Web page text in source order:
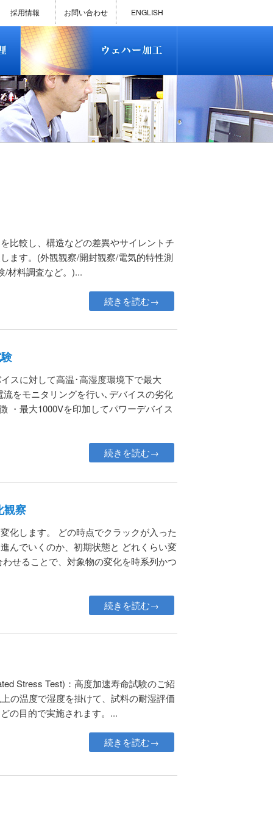
ハ
い）
採用情報 お問い合わせ ENGLISH
半導体プロセス受託加工サービス
MEMS ファウンドリーサービス
精密貫通孔加工
テスト用膜付きウェハー
評価用めっき付きシリコンウエ
ハ
研削研磨・ダイシング加工
ダイヤモンドワイヤー販売
ウェハー加工実績
ウェハー販売(Si/SOI/SiC/GaAs)
ウェハーケース販売
ICP-MS汚染分析受託サービス
TXRF汚染分析受託サービス
石英基板・ガラスウェハ加工
恋する半導体（セミコイ）
恋するパワー半導体（つよこ
い）
比較し、構造などの差異やサイレントチ
ます。(外観観察/開封観察/電気的特性測
/材料調査など。)...
続きを読む→
スに対して高温･高湿度環境下で最大
をモニタリングを行い､デバイスの劣化
・最大1000Vを印加してパワーデバイス
続きを読む→
観察
化します。 どの時点でクラックが入った
んでいくのか、初期状態と どれくらい変
せることで、対象物の変化を時系列かつ
続きを読む→
Stress Test)：高度加速寿命試験のご紹
の温度で湿度を掛けて、試料の耐湿評価
の目的で実施されます。...
続きを読む→